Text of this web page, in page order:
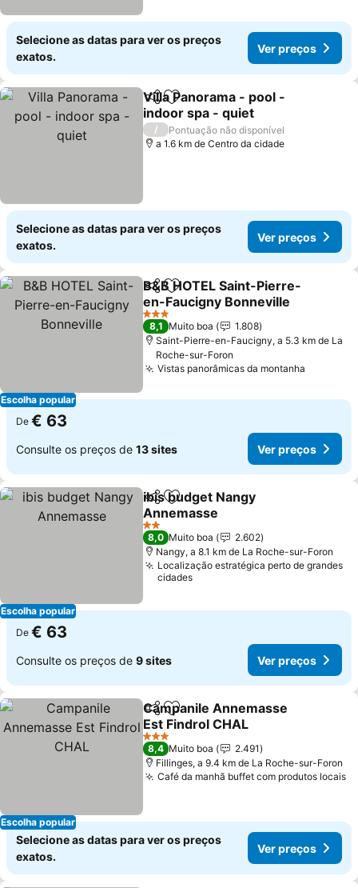
Selecione as datas para ver os preços
exatos.
Ver preços
PartilharAdicionar aos favoritos
Villa Panorama - pool -
indoor spa - quiet
Ver preços
/
Pontuação não disponível
a 1.6 km de Centro da cidade
Selecione as datas para ver os preços
exatos.
Ver preços
Escolha popular
PartilharAdicionar aos favoritos
B&B HOTEL Saint-Pierre-
en-Faucigny Bonneville
Ver preços
3 Estrelas
8,1 Muito boa
1.808
Saint-Pierre-en-Faucigny, a 5.3 km de La
Roche-sur-Foron
Vistas panorâmicas da montanha
De € 63
Consulte os preços de 13 sites Ver preços
Escolha popular
PartilharAdicionar aos favoritos
ibis budget Nangy
Annemasse
Ver preços
2 Estrelas
8,0 Muito boa
2.602
Nangy, a 8.1 km de La Roche-sur-Foron
Localização estratégica perto de grandes
cidades
De € 63
Consulte os preços de 9 sites Ver preços
Escolha popular
PartilharAdicionar aos favoritos
Campanile Annemasse
Est Findrol CHAL
Ver preços
3 Estrelas
8,4 Muito boa
2.491
Fillinges, a 9.4 km de La Roche-sur-Foron
Café da manhã buffet com produtos locais
Selecione as datas para ver os preços
exatos.
Ver preços